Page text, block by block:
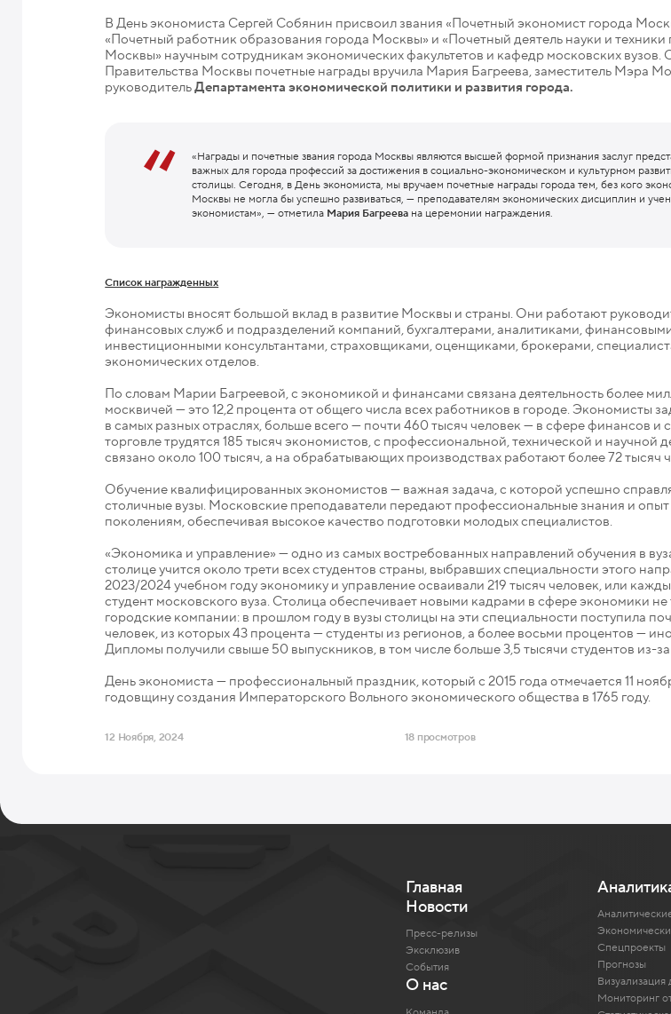
В День экономиста Сергей Собянин присвоил звания «Почетный экономист города
«Почетный работник образования города Москвы» и «Почетный деятель науки и техники
Москвы» научным сотрудникам экономических факультетов и кафедр московских вузов.
Правительства Москвы почетные награды вручила Мария Багреева, заместитель Мэра
руководительДепартамента экономической политики и развития города.
«Награды и почетные звания города Москвы являются высшей формой признания заслуг
важных для города профессий за достижения в социально-экономическом и культурном
столицы. Сегодня, в День экономиста, мы вручаем почетные награды города тем, без кого
Москвы не могла бы успешно развиваться, — преподавателям экономических дисциплин и
экономистам», — отметила Мария Багреева на церемонии награждения.
Список награжденных
Экономисты вносят большой вклад в развитие Москвы и страны. Они работают
финансовых служб и подразделений компаний, бухгалтерами, аналитиками,
инвестиционными консультантами, страховщиками, оценщиками, брокерами,
экономических отделов.
По словам Марии Багреевой, с экономикой и финансами связана деятельность более
москвичей — это 12,2 процента от общего числа всех работников в городе. Экономисты
в самых разных отраслях, больше всего — почти 460 тысяч человек — в сфере финансов и
торговле трудятся 185 тысяч экономистов, с профессиональной, технической и научной
связано около 100 тысяч, а на обрабатывающих производствах работают более 72 тысяч
Обучение квалифицированных экономистов — важная задача, с которой успешно
столичные вузы. Московские преподаватели передают профессиональные знания и
поколениям, обеспечивая высокое качество подготовки молодых специалистов.
«Экономика и управление» — одно из самых востребованных направлений обучения в
столице учится около трети всех студентов страны, выбравших специальности этого
2023/2024 учебном году экономику и управление осваивали 219 тысяч человек, или
студент московского вуза. Столица обеспечивает новыми кадрами в сфере экономики не
городские компании: в прошлом году в вузы столицы на эти специальности поступила
человек, из которых 43 процента — студенты из регионов, а более восьми процентов —
Дипломы получили свыше 50 выпускников, в том числе больше 3,5 тысячи студентов из-
День экономиста — профессиональный праздник, который с 2015 года отмечается 11
годовщину создания Императорского Вольного экономического общества в 1765 году.
12 Ноября, 2024 18 просмотров
Главная
Новости
Пресс-релизы
Эксклюзив
События
О нас
Спецпроекты
Прогнозы
Визуализация
Мониторинг